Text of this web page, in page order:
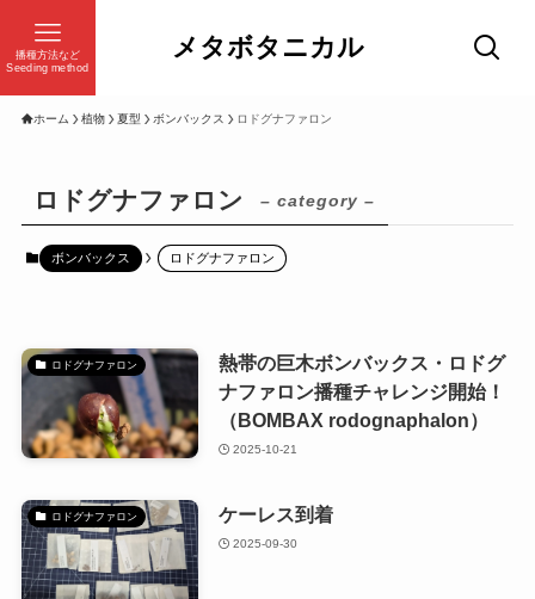
メタボタニカル
播種方法など
Seeding method
ホーム 植物 夏型 ボンバックス ロドグナファロン
ロドグナファロン – category –
ボンバックス ロドグナファロン
ロドグナファロン
熱帯の巨木ボンバックス・ロドグ
ナファロン播種チャレンジ開始！
（BOMBAX rodognaphalon）
2025-10-21
ロドグナファロン ケーレス到着
2025-09-30